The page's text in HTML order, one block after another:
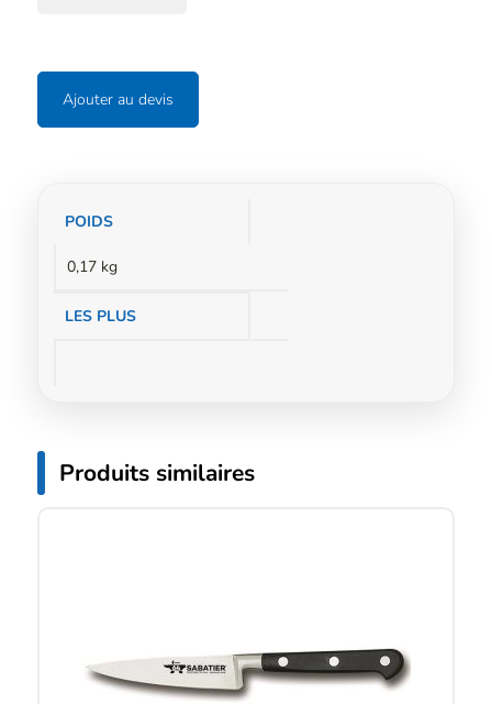
Ajouter au devis
Informations
POIDS
0,17 kg
LES PLUS
Produits similaires